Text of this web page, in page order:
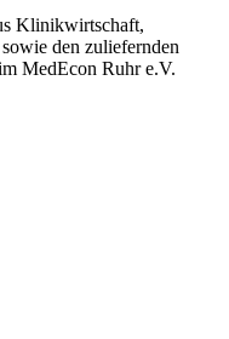
Klinikwirtschaft,
den zuliefernden
MedEcon Ruhr e.V.